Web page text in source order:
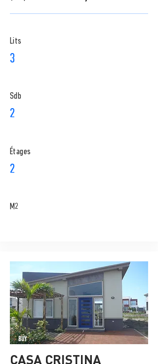
Lits
3
Sdb
2
​Étages
2
M2
BUY
CASA CRISTINA